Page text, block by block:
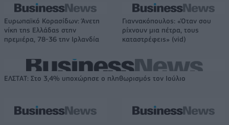
Ευρωπαϊκό Κορασίδων: Άνετη
νίκη της Ελλάδας στην
πρεμιέρα, 78-36 την Ιρλανδία
Γιαννακόπουλος: «Όταν σου
ρίχνουν μια πέτρα, τους
καταστρέφεις» (vid)
ΕΛΣΤΑΤ: Στο 3,4% υποχώρησε ο πληθωρισμός τον Ιούλιο